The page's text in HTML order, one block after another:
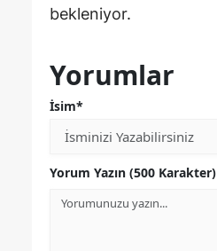
bekleniyor.
Yorumlar
İsim*
Yorum Yazın (500 Karakter)